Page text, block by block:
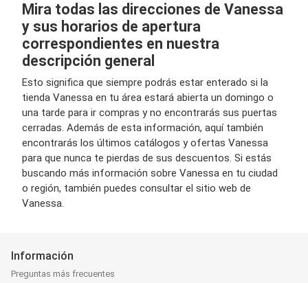
Mira todas las direcciones de Vanessa
y sus horarios de apertura
correspondientes en nuestra
descripción general
Esto significa que siempre podrás estar enterado si la
tienda Vanessa en tu área estará abierta un domingo o
una tarde para ir compras y no encontrarás sus puertas
cerradas. Además de esta información, aquí también
encontrarás los últimos catálogos y ofertas Vanessa
para que nunca te pierdas de sus descuentos. Si estás
buscando más información sobre Vanessa en tu ciudad
o región, también puedes consultar el sitio web de
Vanessa.
Información
Preguntas más frecuentes